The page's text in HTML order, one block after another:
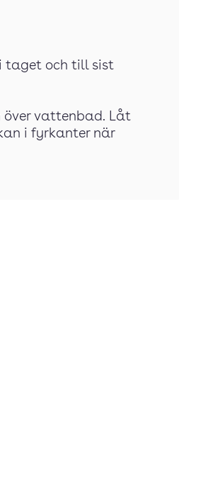
i taget och till sist
över vattenbad. Låt
i fyrkanter när